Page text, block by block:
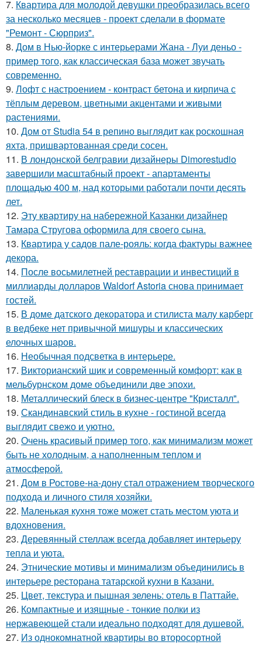
7. Квартира для молодой девушки преобразилась всего
за несколько месяцев - проект сделали в формате
"Ремонт - Сюрприз".
8. Дом в Нью-йорке с интерьерами Жана - Луи деньо -
пример того, как классическая база может звучать
современно.
9. Лофт с настроением - контраст бетона и кирпича с
тёплым деревом, цветными акцентами и живыми
растениями.
10. Дом от Studia 54 в репино выглядит как роскошная
яхта, пришвартованная среди сосен.
11. В лондонской белгравии дизайнеры Dimorestudio
завершили масштабный проект - апартаменты
площадью 400 м, над которыми работали почти десять
лет.
12. Эту квартиру на набережной Казанки дизайнер
Тамара Стругова оформила для своего сына.
13. Квартира у садов пале-рояль: когда фактуры важнее
декора.
14. После восьмилетней реставрации и инвестиций в
миллиарды долларов Waldorf Astoria снова принимает
гостей.
15. В доме датского декоратора и стилиста малу карберг
в ведбеке нет привычной мишуры и классических
елочных шаров.
16. Необычная подсветка в интерьере.
17. Викторианский шик и современный комфорт: как в
мельбурнском доме объединили две эпохи.
18. Металлический блеск в бизнес-центре "Кристалл".
19. Скандинавский стиль в кухне - гостиной всегда
выглядит свежо и уютно.
20. Очень красивый пример того, как минимализм может
быть не холодным, а наполненным теплом и
атмосферой.
21. Дом в Ростове-на-дону стал отражением творческого
подхода и личного стиля хозяйки.
22. Маленькая кухня тоже может стать местом уюта и
вдохновения.
23. Деревянный стеллаж всегда добавляет интерьеру
тепла и уюта.
24. Этнические мотивы и минимализм объединились в
интерьере ресторана татарской кухни в Казани.
25. Цвет, текстура и пышная зелень: отель в Паттайе.
26. Компактные и изящные - тонкие полки из
нержавеющей стали идеально подходят для душевой.
27. Из однокомнатной квартиры во второсортной